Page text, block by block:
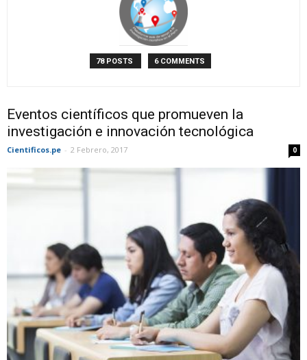
Peruanos
78 POSTS 6 COMMENTS
Eventos científicos que promueven la
investigación e innovación tecnológica
Cientificos.pe - 2 Febrero, 2017 0